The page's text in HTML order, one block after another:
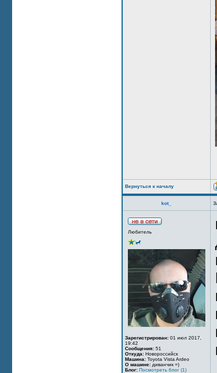
Вернуться к началу
kot_
Любитель
Зарегистрирован: 01 июл 2017,
19:42
Сообщения: 51
Откуда: Новороссийск
Машина: Toyota Vista Ardeo
О машине: диванчик =)
Блог: Посмотреть блог (1)